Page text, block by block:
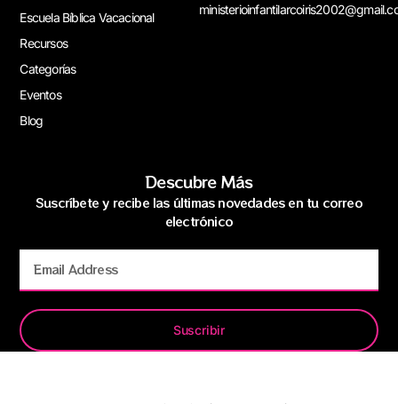
Escuela Bíblica Vacacional
Recursos
Categorías
Eventos
Blog
Descubre Más
Suscríbete y recibe las últimas novedades en tu correo
electrónico
Suscribir